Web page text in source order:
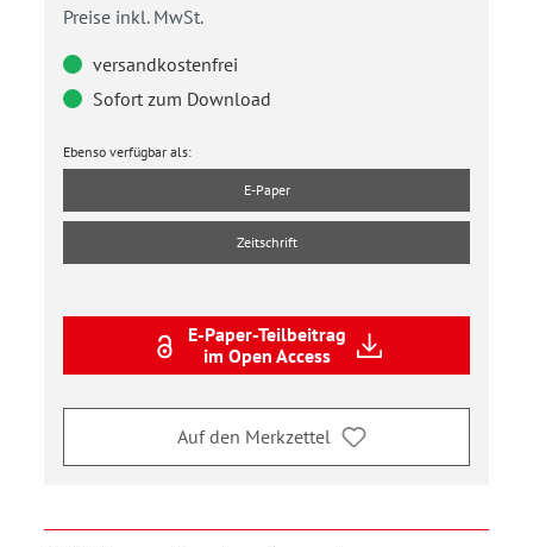
Preise inkl. MwSt.
versandkostenfrei
Sofort zum Download
Ebenso verfügbar als:
E-Paper
Zeitschrift
E-Paper-Teilbeitrag
im Open Access
Auf den Merkzettel